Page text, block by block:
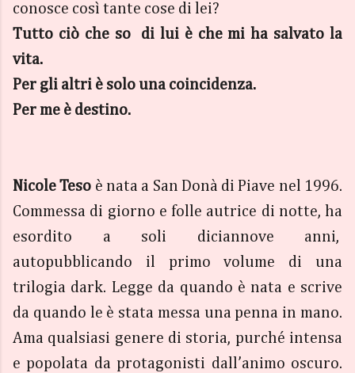
conosce così tante cose di lei?
Tutto ciò che so di lui è che mi ha salvato la
vita.
Per gli altri è solo una coincidenza.
Per me è destino.
Nicole Teso è nata a San Donà di Piave nel 1996.
Commessa di giorno e folle autrice di notte, ha
esordito a soli diciannove anni,
autopubblicando il primo volume di una
trilogia dark. Legge da quando è nata e scrive
da quando le è stata messa una penna in mano.
Ama qualsiasi genere di storia, purché intensa
e popolata da protagonisti dall’animo oscuro.